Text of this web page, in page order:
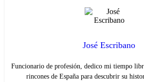
José Escribano
Funcionario de profesión, dedico mi tiempo
rincones de España para descubrir su